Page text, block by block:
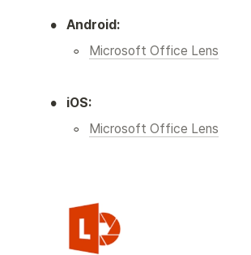
• Android:
◦ Microsoft Office Lens
• iOS:
◦ Microsoft Office Lens